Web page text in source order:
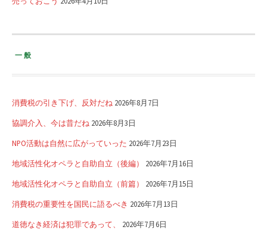
一般
消費税の引き下げ、反対だね 2026年8月7日
協調介入、今は昔だね 2026年8月3日
NPO活動は自然に広がっていった 2026年7月23日
地域活性化オペラと自助自立（後編） 2026年7月16日
地域活性化オペラと自助自立（前篇） 2026年7月15日
消費税の重要性を国民に語るべき 2026年7月13日
道徳なき経済は犯罪であって、 2026年7月6日